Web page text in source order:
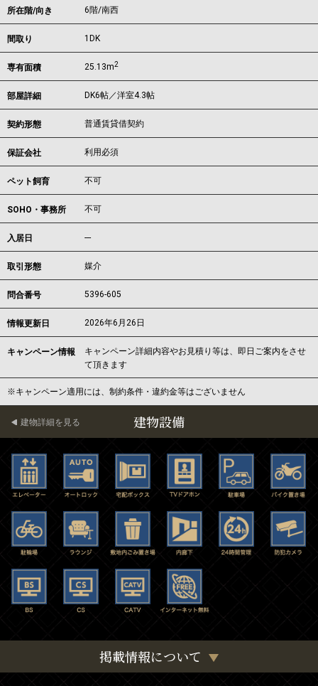
所在階/向き 6階/南西
間取り 1DK
専有面積 25.13m2
部屋詳細 DK6帖／洋室4.3帖
契約形態 普通賃貸借契約
保証会社 利用必須
ペット飼育 不可
SOHO・事務所 不可
入居日 ---
取引形態 媒介
問合番号 5396-605
情報更新日 2026年6月26日
キャンペーン情報
キャンペーン詳細内容やお見積り等は、即日ご案内をさせ
て頂きます
※キャンペーン適用には、制約条件・違約金等はございません
建物設備
建物詳細を見る
掲載情報について